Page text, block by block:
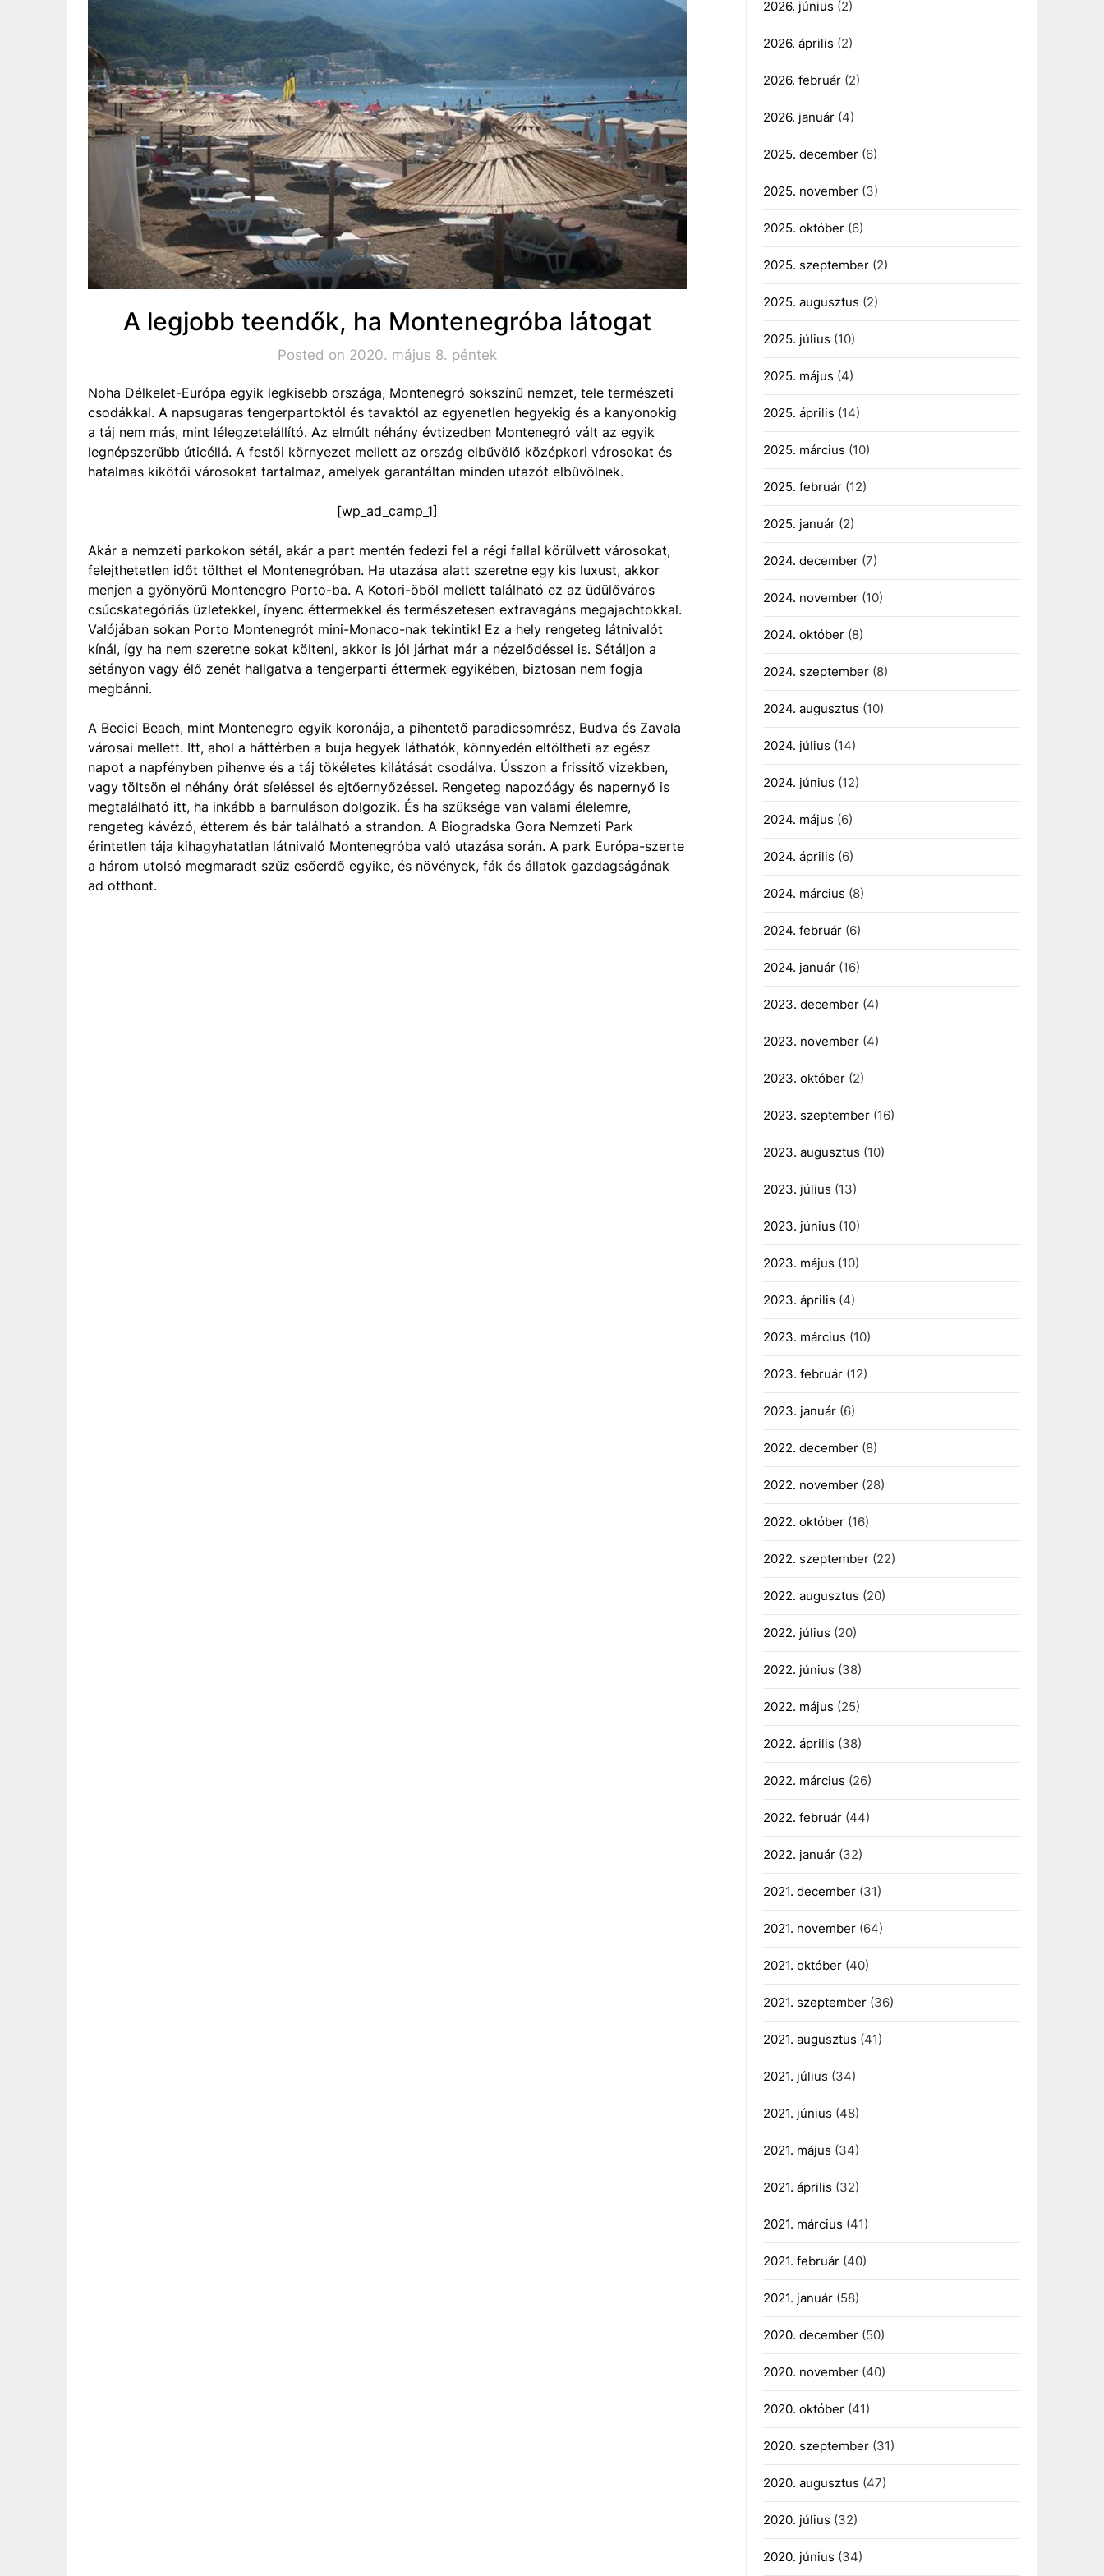
A legjobb teendők, ha Montenegróba látogat
Posted on 2020. május 8. péntek
Noha Délkelet-Európa egyik legkisebb országa, Montenegró sokszínű nemzet, tele természeti
csodákkal. A napsugaras tengerpartoktól és tavaktól az egyenetlen hegyekig és a kanyonokig
a táj nem más, mint lélegzetelállító. Az elmúlt néhány évtizedben Montenegró vált az egyik
legnépszerűbb úticéllá. A festői környezet mellett az ország elbűvölő középkori városokat és
hatalmas kikötői városokat tartalmaz, amelyek garantáltan minden utazót elbűvölnek.
[wp_ad_camp_1]
Akár a nemzeti parkokon sétál, akár a part mentén fedezi fel a régi fallal körülvett városokat,
felejthetetlen időt tölthet el Montenegróban. Ha utazása alatt szeretne egy kis luxust, akkor
menjen a gyönyörű Montenegro Porto-ba. A Kotori-öböl mellett található ez az üdülőváros
csúcskategóriás üzletekkel, ínyenc éttermekkel és természetesen extravagáns megajachtokkal.
Valójában sokan Porto Montenegrót mini-Monaco-nak tekintik! Ez a hely rengeteg látnivalót
kínál, így ha nem szeretne sokat költeni, akkor is jól járhat már a nézelődéssel is. Sétáljon a
sétányon vagy élő zenét hallgatva a tengerparti éttermek egyikében, biztosan nem fogja
megbánni.
A Becici Beach, mint Montenegro egyik koronája, a pihentető paradicsomrész, Budva és Zavala
városai mellett. Itt, ahol a háttérben a buja hegyek láthatók, könnyedén eltöltheti az egész
napot a napfényben pihenve és a táj tökéletes kilátását csodálva. Ússzon a frissítő vizekben,
vagy töltsön el néhány órát síeléssel és ejtőernyőzéssel. Rengeteg napozóágy és napernyő is
megtalálható itt, ha inkább a barnuláson dolgozik. És ha szüksége van valami élelemre,
rengeteg kávézó, étterem és bár található a strandon. A Biogradska Gora Nemzeti Park
érintetlen tája kihagyhatatlan látnivaló Montenegróba való utazása során. A park Európa-szerte
a három utolsó megmaradt szűz esőerdő egyike, és növények, fák és állatok gazdagságának
ad otthont.
2026. június (2)
2026. április (2)
2026. február(2)
2026. január(4)
2025. december(6)
2025. november(3)
2025. október(6)
2025. szeptember(2)
2025. augusztus (2)
2025. július (10)
2025. május (4)
2025. április (14)
2025. március (10)
2025. február(12)
2025. január(2)
2024. december(7)
2024. november(10)
2024. október(8)
2024. szeptember(8)
2024. augusztus (10)
2024. július (14)
2024. június (12)
2024. május (6)
2024. április (6)
2024. március (8)
2024. február(6)
2024. január(16)
2023. december(4)
2023. november(4)
2023. október(2)
2023. szeptember(16)
2023. augusztus (10)
2023. július (13)
2023. június (10)
2023. május (10)
2023. április (4)
2023. március (10)
2023. február(12)
2023. január(6)
2022. december(8)
2022. november(28)
2022. október(16)
2022. szeptember(22)
2022. augusztus (20)
2022. július (20)
2022. június (38)
2022. május (25)
2022. április (38)
2022. március (26)
2022. február(44)
2022. január(32)
2021. december(31)
2021. november(64)
2021. október(40)
2021. szeptember(36)
2021. augusztus (41)
2021. július (34)
2021. június (48)
2021. május (34)
2021. április (32)
2021. március (41)
2021. február(40)
2021. január(58)
2020. december(50)
2020. november(40)
2020. október(41)
2020. szeptember(31)
2020. augusztus (47)
2020. július (32)
2020. június (34)